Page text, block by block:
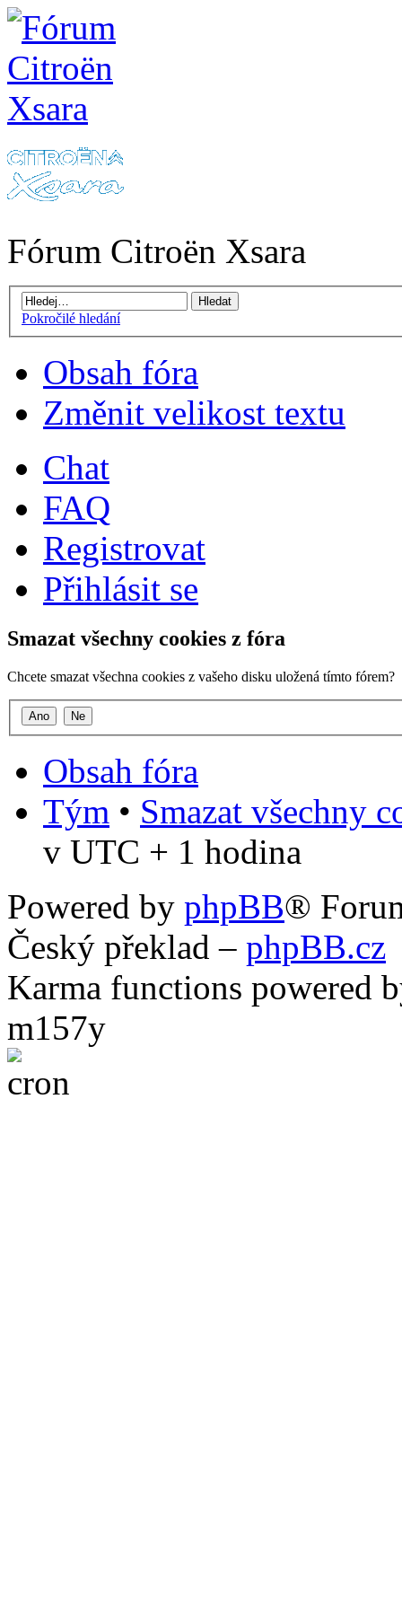
Fórum Citroën Xsara
Pokročilé hledání
Obsah fóra
Změnit velikost textu
Chat
FAQ
Registrovat
Přihlásit se
Smazat všechny cookies z fóra
Chcete smazat všechna cookies z vašeho disku uložená tímto fórem?
Obsah fóra
Tým • Smazat všechny
v UTC + 1 hodina
Powered by phpBB®
Český překlad – phpBB.cz
Karma functions powered
m157y